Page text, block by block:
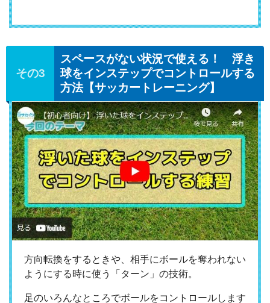
スペースがない状況で使える！ 浮き
球をインステップでコントロールする
方法【サッカートレーニング】
方向転換をするときや、相手にボールを奪われない
ようにする時に使う「ターン」の技術。
足のいろんなところでボールをコントロールします